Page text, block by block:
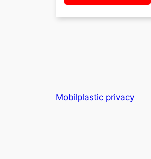
Mobilplastic privacy